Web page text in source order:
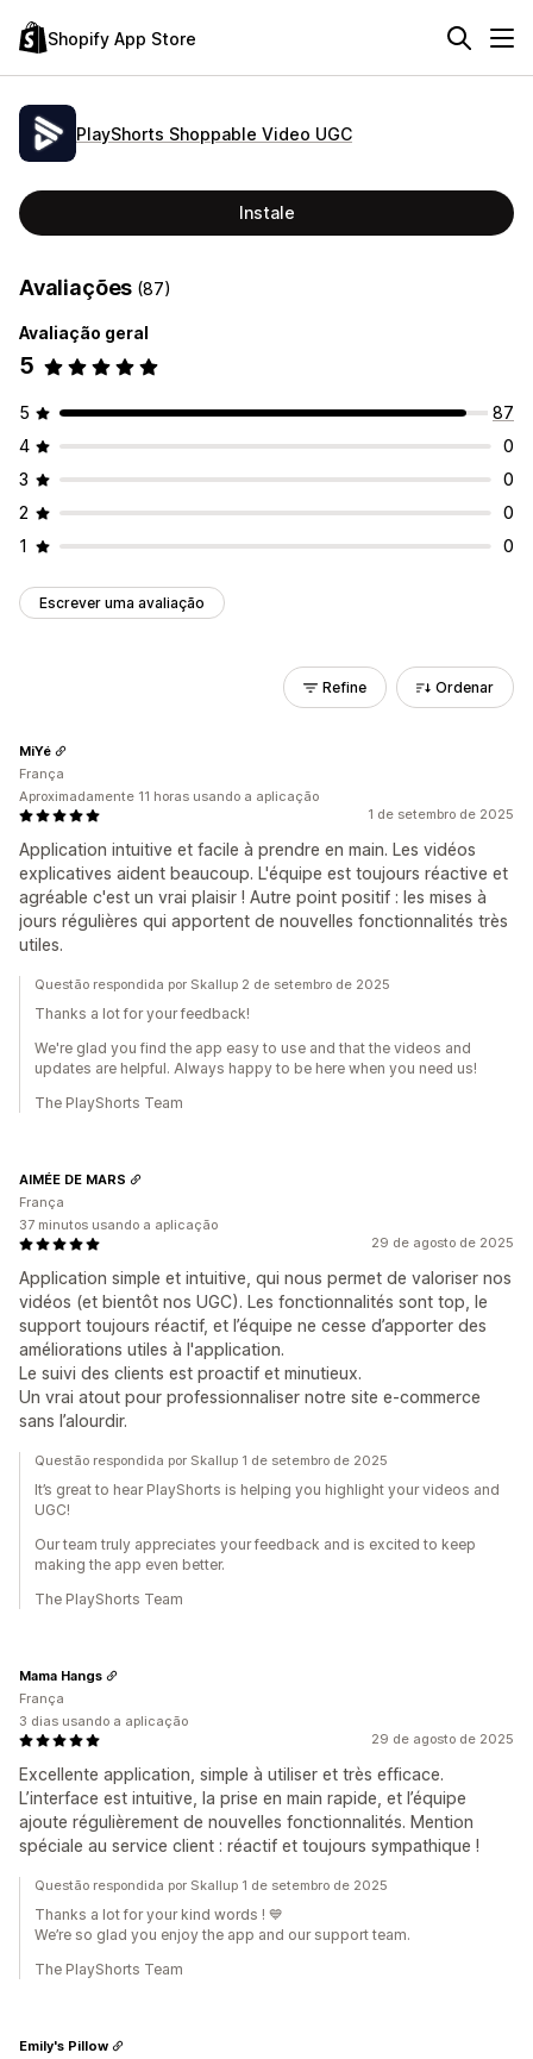
Shopify App Store
PlayShorts Shoppable Video UGC
Instale
Avaliações (87)
Avaliação geral
5
5
87
4
0
3
0
2
0
1
0
Escrever uma avaliação
Refine Ordenar
1 de setembro de 2025
Application intuitive et facile à prendre en main. Les vidéos
explicatives aident beaucoup. L'équipe est toujours réactive et
agréable c'est un vrai plaisir ! Autre point positif : les mises à
jours régulières qui apportent de nouvelles fonctionnalités très
utiles.
MiYé
França
Aproximadamente 11 horas usando a aplicação
Questão respondida por Skallup 2 de setembro de 2025
Thanks a lot for your feedback!
We're glad you find the app easy to use and that the videos and
updates are helpful. Always happy to be here when you need us!
The PlayShorts Team
29 de agosto de 2025
Application simple et intuitive, qui nous permet de valoriser nos
vidéos (et bientôt nos UGC). Les fonctionnalités sont top, le
support toujours réactif, et l’équipe ne cesse d’apporter des
améliorations utiles à l'application.
Le suivi des clients est proactif et minutieux.
Un vrai atout pour professionnaliser notre site e-commerce
sans l’alourdir.
AIMÉE DE MARS
França
37 minutos usando a aplicação
Questão respondida por Skallup 1 de setembro de 2025
It’s great to hear PlayShorts is helping you highlight your videos and
UGC!
Our team truly appreciates your feedback and is excited to keep
making the app even better.
The PlayShorts Team
29 de agosto de 2025
Excellente application, simple à utiliser et très efficace.
L’interface est intuitive, la prise en main rapide, et l’équipe
ajoute régulièrement de nouvelles fonctionnalités. Mention
spéciale au service client : réactif et toujours sympathique !
Mama Hangs
França
3 dias usando a aplicação
Questão respondida por Skallup 1 de setembro de 2025
Thanks a lot for your kind words ! 💙
We’re so glad you enjoy the app and our support team.
The PlayShorts Team
Emily's Pillow